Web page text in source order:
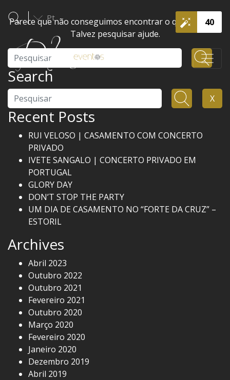
40
Pt
Parece que não conseguimos encontrar o que procura.
Talvez pesquisar ajude.
Search
Pesquisar X
Recent Posts
RUI VELOSO | CASAMENTO COM CONCERTO
PRIVADO
IVETE SANGALO | CONCERTO PRIVADO EM
PORTUGAL
GLORY DAY
DON’T STOP THE PARTY
UM DIA DE CASAMENTO NO “FORTE DA CRUZ” –
ESTORIL
Archives
Abril 2023
Outubro 2022
Outubro 2021
Fevereiro 2021
Outubro 2020
Março 2020
Fevereiro 2020
Janeiro 2020
Dezembro 2019
Abril 2019